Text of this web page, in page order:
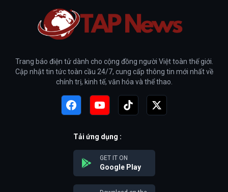
Trang báo điện tử dành cho cộng đồng người Việt toàn thế giới.
Cập nhật tin tức toàn cầu 24/7, cung cấp thông tin mới nhất về
chính trị, kinh tế, văn hóa và thể thao.
Tải ứng dụng :
GET IT ON
Google Play